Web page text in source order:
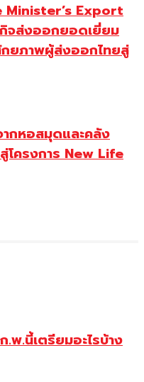
Minister’s Export
จส่งออกยอดเยี่ยม
ยภาพผู้ส่งออกไทยสู่
ากหอสมุดและคลัง
โครงการ New Life
.พ.นี้เตรียมอะไรบ้าง